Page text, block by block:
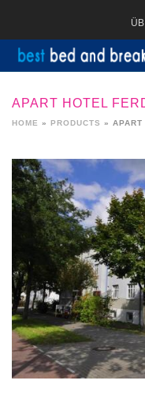
APART HOTEL
HOME » PRODUCTS »